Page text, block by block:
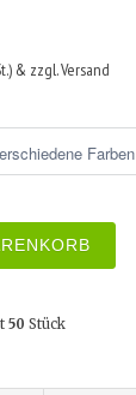
& zzgl. Versand
50 Stück